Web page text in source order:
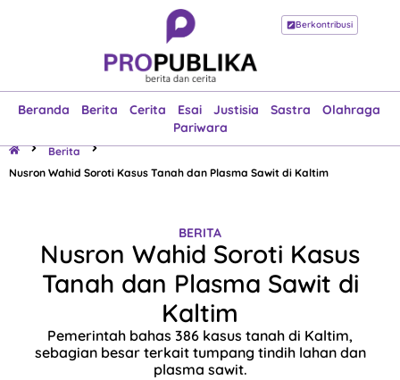
Berkontribusi
Beranda Berita Cerita Esai Justisia Sastra
Olahraga
Pariwara
Beranda
Esai
Justisia
Sastra
Olahraga
Pariwara
Berita
Nusron Wahid Soroti Kasus Tanah dan Plasma Sawit di Kaltim
BERITA
Nusron Wahid Soroti Kasus
Tanah dan Plasma Sawit di
Kaltim
Pemerintah bahas 386 kasus tanah di Kaltim,
sebagian besar terkait tumpang tindih lahan dan
plasma sawit.